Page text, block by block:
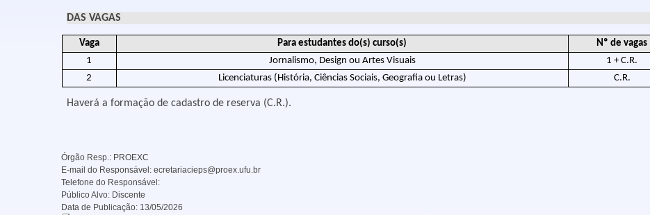
DAS VAGAS
Vaga Para estudantes do(s) curso(s) Nº de vagas
1
Jornalismo, Design ou Artes Visuais 1 + C.R.
2
Licenciaturas (História, Ciências Sociais, Geografia ou Letras) C.R.
Haverá a formação de cadastro de reserva (C.R.).
Órgão Resp.: PROEXC
E-mail do Responsável:ecretariacieps@proex.ufu.br
Telefone do Responsável:
Público Alvo: Discente
Data de Publicação: 13/05/2026